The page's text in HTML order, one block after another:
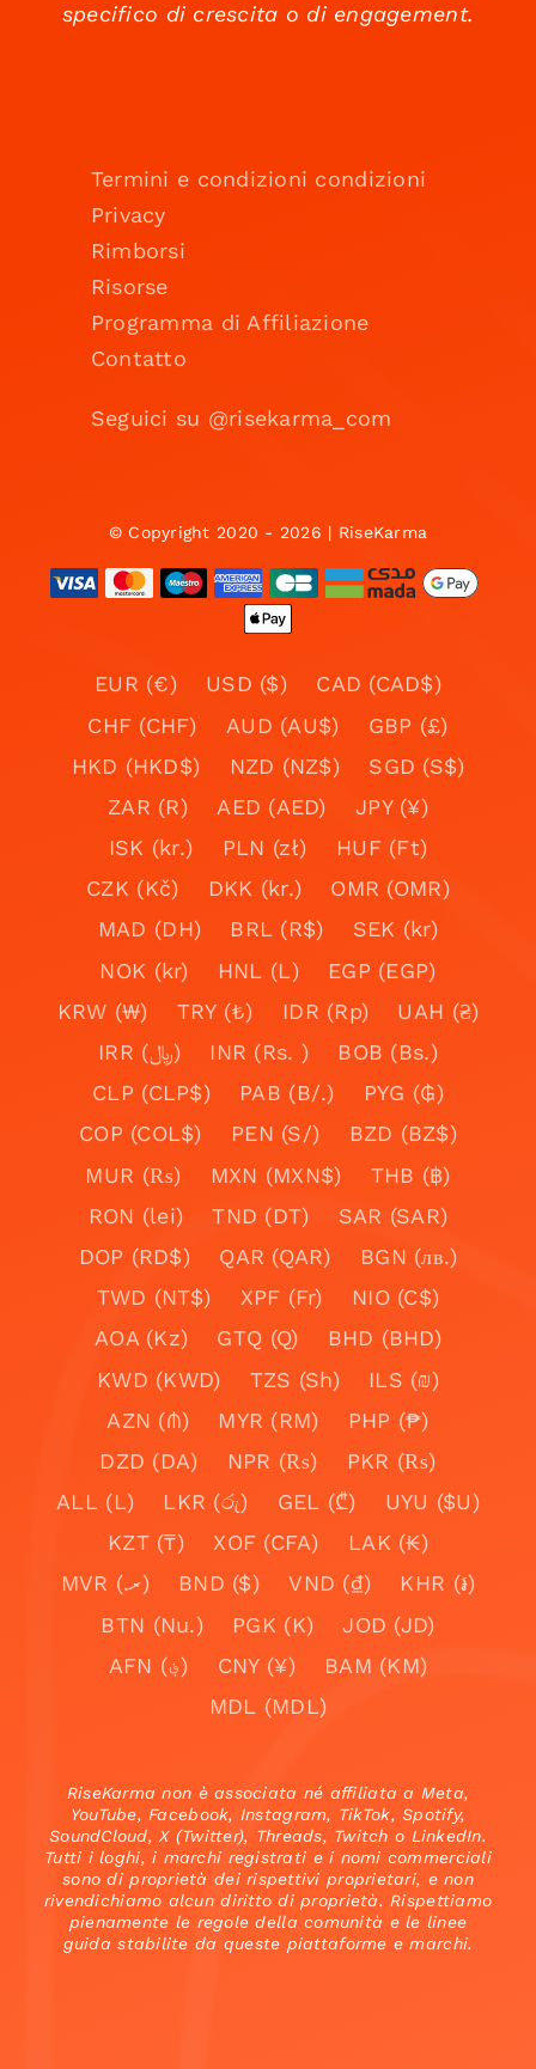
specifico di crescita o di engagement.
Termini e condizioni condizioni
Privacy
Rimborsi
Risorse
Programma di Affiliazione
Contatto
Seguici su @risekarma_com
© Copyright 2020 - 2026 | RiseKarma
EUR (€) USD ($)
CAD (CAD$)
CHF (CHF)
AUD (AU$)
GBP (£)
HKD (HKD$)
NZD (NZ$)
SGD (S$)
ZAR (R)
AED (AED)
JPY (¥)
ISK (kr.)
PLN (zł)
HUF (Ft)
CZK (Kč)
DKK (kr.)
OMR (OMR)
MAD (DH)
BRL (R$)
SEK (kr)
NOK (kr)
HNL (L)
EGP (EGP)
KRW (₩)
TRY (₺) IDR (Rp)
UAH (₴)
IRR (﷼)
INR (Rs. )
BOB (Bs.)
CLP (CLP$)
PAB (B/.)
PYG (₲)
COP (COL$)
PEN (S/)
BZD (BZ$)
MUR (₨)
MXN (MXN$)
THB (฿)
RON (lei)
TND (DT)
SAR (SAR)
DOP (RD$)
QAR (QAR)
BGN (лв.)
TWD (NT$)
XPF (Fr)
NIO (C$)
AOA (Kz)
GTQ (Q)
BHD (BHD)
KWD (KWD)
TZS (Sh)
ILS (₪)
AZN (₼)
MYR (RM)
PHP (₱)
DZD (DA)
NPR (₨)
PKR (₨)
ALL (L)
LKR (රු) GEL (₾)
UYU ($U)
KZT (₸)
XOF (CFA)
LAK (₭)
MVR (.ރ)
BND ($) VND (₫)
KHR (៛)
BTN (Nu.)
PGK (K)
JOD (JD)
AFN (؋)
CNY (¥)
BAM (KM)
MDL (MDL)
RiseKarma non è associata né affiliata a Meta,
YouTube, Facebook, Instagram, TikTok, Spotify,
SoundCloud, X (Twitter), Threads, Twitch o LinkedIn.
Tutti i loghi, i marchi registrati e i nomi commerciali
sono di proprietà dei rispettivi proprietari, e non
rivendichiamo alcun diritto di proprietà. Rispettiamo
pienamente le regole della comunità e le linee
guida stabilite da queste piattaforme e marchi.